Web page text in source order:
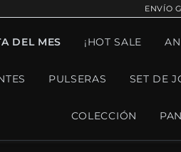
ENVÍO
DEL MES ¡HOT SALE
PULSERAS SET DE
COLECCIÓN